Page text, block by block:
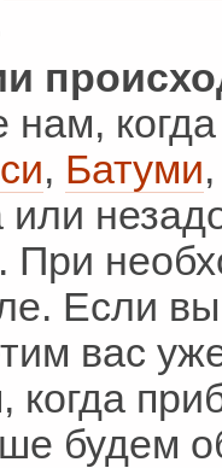
, Батуми
или
При
Если
вас
будем